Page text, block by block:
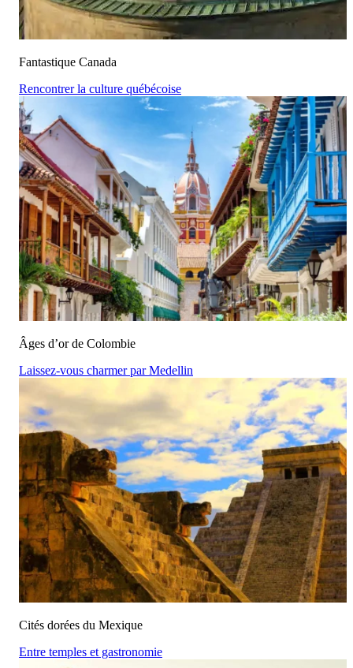
Fantastique Canada
Rencontrer la culture québécoise
Âges d’or de Colombie
Laissez-vous charmer par Medellin
Cités dorées du Mexique
Entre temples et gastronomie